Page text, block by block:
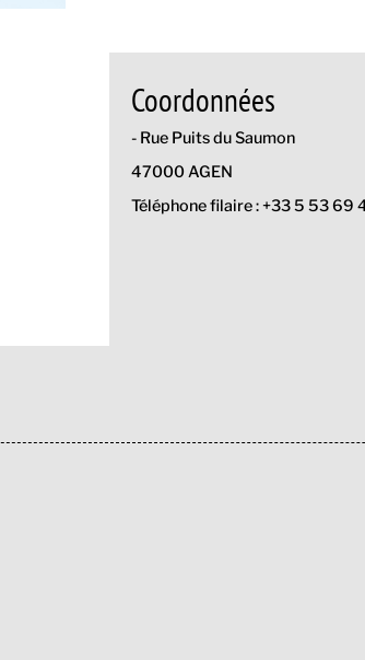
Coordonnées
- Rue Puits du Saumon
47000 AGEN
Téléphone filaire : +33 5 53 69